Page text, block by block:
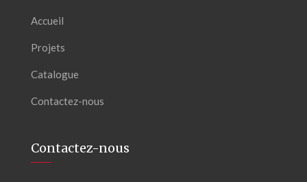
Accueil
Projets
Catalogue
Contactez-nous
Contactez-nous